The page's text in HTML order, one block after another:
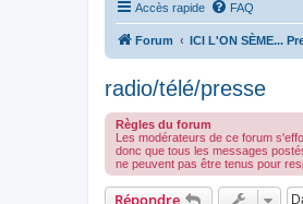
Accès rapide FAQ
Forum ICI L'ON SÈME...
radio/télé/presse
Règles du forum
Les modérateurs de ce forum
donc que tous les messages
ne peuvent pas être tenus pour
Répondre